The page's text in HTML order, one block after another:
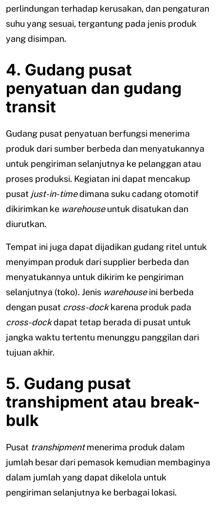
perlindungan terhadap kerusakan, dan pengaturan
suhu yang sesuai, tergantung pada jenis produk
yang disimpan.
4. Gudang pusat
penyatuan dan gudang
transit
Gudang pusat penyatuan berfungsi menerima
produk dari sumber berbeda dan menyatukannya
untuk pengiriman selanjutnya ke pelanggan atau
proses produksi. Kegiatan ini dapat mencakup
pusat just-in-timedimana suku cadang otomotif
dikirimkan ke warehouseuntuk disatukan dan
diurutkan.
Tempat ini juga dapat dijadikan gudang ritel untuk
menyimpan produk dari supplier berbeda dan
menyatukannya untuk dikirim ke pengiriman
selanjutnya (toko). Jenis warehouseini berbeda
dengan pusat cross-dockkarena produk pada
cross-dockdapat tetap berada di pusat untuk
jangka waktu tertentu menunggu panggilan dari
tujuan akhir.
5. Gudang pusat
transhipment atau break-
bulk
Pusat transhipmentmenerima produk dalam
jumlah besar dari pemasok kemudian membaginya
dalam jumlah yang dapat dikelola untuk
pengiriman selanjutnya ke berbagai lokasi.